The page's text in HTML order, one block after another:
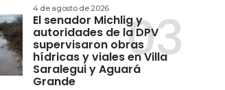
4 de agosto de 2026
El senador Michlig y
autoridades de la DPV
supervisaron obras
hídricas y viales en Villa
Saralegui y Aguará
Grande